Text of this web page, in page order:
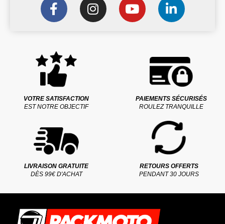
VOTRE SATISFACTION
EST NOTRE OBJECTIF
PAIEMENTS SÉCURISÉS
ROULEZ TRANQUILLE
LIVRAISON GRATUITE
DÈS 99€ D'ACHAT
RETOURS OFFERTS
PENDANT 30 JOURS